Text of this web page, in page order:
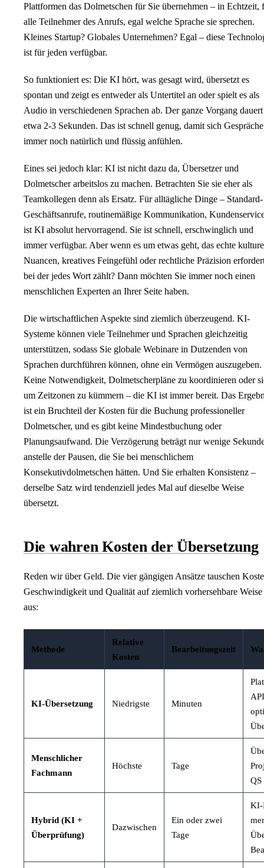
Plattformen das Dolmetschen für Sie übernehmen – in Echtzeit,
alle Teilnehmer des Anrufs, egal welche Sprache sie sprechen.
Kleines Startup? Globales Unternehmen? Egal – diese
ist für jeden verfügbar.
So funktioniert es: Die KI hört, was gesagt wird, übersetzt es
spontan und zeigt es entweder als Untertitel an oder spielt es als
Audio in verschiedenen Sprachen ab. Der ganze Vorgang dauert
etwa 2-3 Sekunden. Das ist schnell genug, damit sich Gespräche
immer noch natürlich und flüssig anfühlen.
Eines sei jedoch klar: KI ist nicht dazu da, Übersetzer und
Dolmetscher arbeitslos zu machen. Betrachten Sie sie eher als
Teamkollegen denn als Ersatz. Für alltägliche Dinge – Standard-
Geschäftsanrufe, routinemäßige Kommunikation,
ist KI absolut hervorragend. Sie ist schnell, erschwinglich und
immer verfügbar. Aber wenn es um etwas geht, das echte
Nuancen, kreatives Feingefühl oder rechtliche Präzision
bei der jedes Wort zählt? Dann möchten Sie immer noch einen
menschlichen Experten an Ihrer Seite haben.
Die wirtschaftlichen Aspekte sind ziemlich überzeugend. KI-
Systeme können viele Teilnehmer und Sprachen gleichzeitig
unterstützen, sodass Sie globale Webinare in Dutzenden von
Sprachen durchführen können, ohne ein Vermögen auszugeben.
Keine Notwendigkeit, Dolmetscherpläne zu koordinieren oder
um Zeitzonen zu kümmern – die KI ist immer bereit. Das
ist ein Bruchteil der Kosten für die Buchung professioneller
Dolmetscher, und es gibt keine Mindestbuchung oder
Planungsaufwand. Die Verzögerung beträgt nur wenige
anstelle der Pausen, die Sie bei menschlichem
Konsekutivdolmetschen hätten. Und Sie erhalten Konsistenz –
derselbe Satz wird tendenziell jedes Mal auf dieselbe Weise
übersetzt.
Die wahren Kosten der Übersetzung
Reden wir über Geld. Die vier gängigen Ansätze tauschen
Geschwindigkeit und Qualität auf ziemlich vorhersehbare Weise
aus:
Methode
Relative
Kosten
Bearbeitungszeit
KI-Übersetzung Niedrigste Minuten
Menschlicher
Fachmann
Höchste Tage
QS
Hybrid (KI +
Überprüfung)
Dazwischen
Ein oder zwei
Tage
KI-